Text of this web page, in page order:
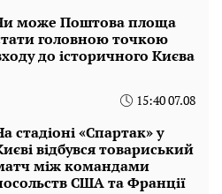
може Поштова площа
головною точкою
до історичного Києва
15:40 07.08
стадіоні «Спартак» у
відбувся товариський
між командами
США та Франції